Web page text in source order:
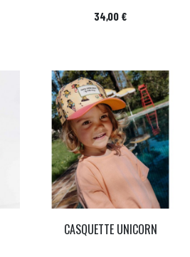
Prix
34,00 €
CASQUETTE UNICORN